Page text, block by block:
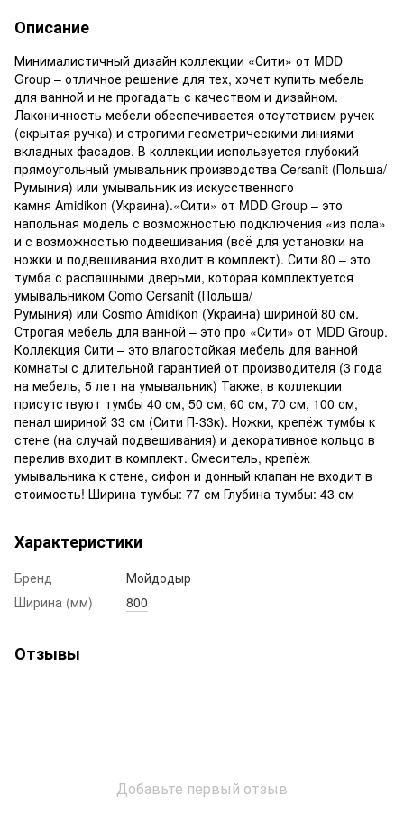
Описание
Минималистичный дизайн коллекции «Сити» от MDD
Group – отличное решение для тех, хочет купить мебель
для ванной и не прогадать с качеством и дизайном.
Лаконичность мебели обеспечивается отсутствием ручек
(скрытая ручка) и строгими геометрическими линиями
вкладных фасадов. В коллекции используется глубокий
прямоугольный умывальник производства Cersanit (Польша/
Румыния) или умывальник из искусственного
камня Amidikon (Украина).«Сити» от MDD Group – это
напольная модель с возможностью подключения «из пола»
и с возможностью подвешивания (всё для установки на
ножки и подвешивания входит в комплект). Сити 80 – это
тумба с распашными дверьми, которая комплектуется
умывальником Como Cersanit (Польша/
Румыния) или Cosmo Amidikon (Украина) шириной 80 см.
Строгая мебель для ванной – это про «Сити» от MDD Group.
Коллекция Сити – это влагостойкая мебель для ванной
комнаты с длительной гарантией от производителя (3 года
на мебель, 5 лет на умывальник) Также, в коллекции
присутствуют тумбы 40 см, 50 см, 60 см, 70 см, 100 см,
пенал шириной 33 см (Сити П-33к). Ножки, крепёж тумбы к
стене (на случай подвешивания) и декоративное кольцо в
перелив входит в комплект. Смеситель, крепёж
умывальника к стене, сифон и донный клапан не входит в
стоимость! Ширина тумбы: 77 см Глубина тумбы: 43 см
Характеристики
Бренд
Мойдодыр
Ширина (мм)
800
Отзывы
Добавьте первый отзыв